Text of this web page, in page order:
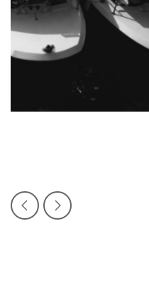
Industrial